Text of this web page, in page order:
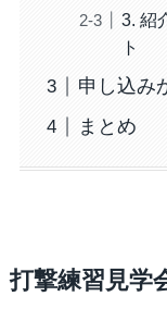
3. 紹
ト
申し込み
まとめ
打撃練習見学